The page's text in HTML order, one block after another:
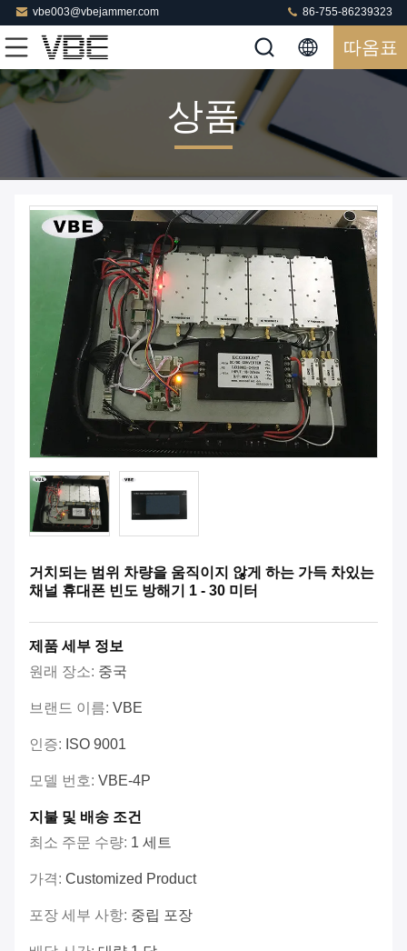
vbe003@vbejammer.com 86-755-86239323
따옴표
상품
거치되는 범위 차량을 움직이지 않게 하는 가득 차있는
채널 휴대폰 빈도 방해기 1 - 30 미터
제품 세부 정보
원래 장소: 중국
브랜드 이름: VBE
인증: ISO 9001
모델 번호: VBE-4P
지불 및 배송 조건
최소 주문 수량: 1 세트
가격: Customized Product
포장 세부 사항: 중립 포장